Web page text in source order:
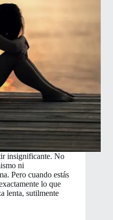
insignificante. No
ni
Pero cuando estás
lo que
lenta, sutilmente